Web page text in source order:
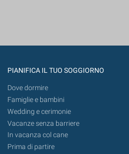
PIANIFICA IL TUO SOGGIORNO
Dove dormire
Famiglie e bambini
Wedding e cerimonie
Vacanze senza barriere
In vacanza col cane
Prima di partire